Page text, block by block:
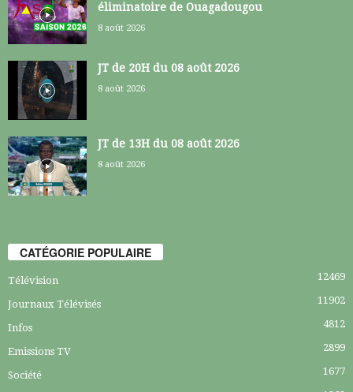
éliminatoire de Ouagadougou
8 août 2026
JT de 20H du 08 août 2026
8 août 2026
JT de 13H du 08 août 2026
8 août 2026
CATÉGORIE POPULAIRE
Télévision 12469
Journaux Télévisés 11902
Infos 4812
Emissions TV 2899
Société
1677